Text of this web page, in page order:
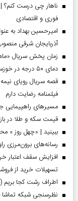
فوری و اقتصادی
امیرحسین بهداد به
آذربایجان شرقی
زمان پخش سریال
دمای ۵۰ درجه در خوزستان | احتمال بارش‌های سیل‌آسا در ۳ استان
قصه سریال رویای
فیلمنامه رضایت دارم
مسیر‌های راهپیمایی
قیمت سکه و طلا در بازار آزاد در
ببینید | «چهل روز
رسانه‌های برون‌مرزی
افزایش سقف اعتبار
تسهیلات خرید از
اطراف رشت کجا
نظرسنجی شبکه